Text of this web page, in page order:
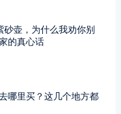
砂壶，为什么我劝你别
的真心话
哪里买？这几个地方都